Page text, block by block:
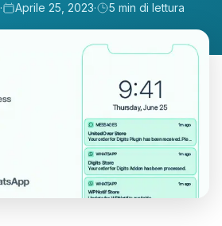
· Aprile 25, 2023· 5 min di lettura